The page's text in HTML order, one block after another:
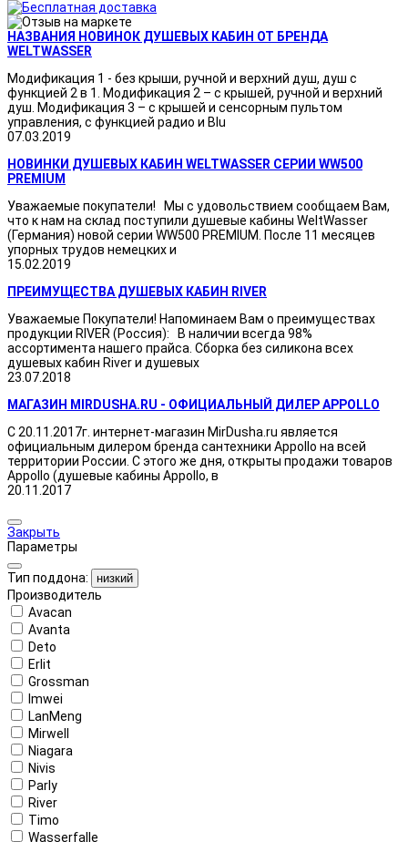
НАЗВАНИЯ НОВИНОК ДУШЕВЫХ КАБИН ОТ БРЕНДА
WELTWASSER
Модификация 1 - без крыши, ручной и верхний душ, душ с
функцией 2 в 1. Модификация 2 – с крышей, ручной и верхний
душ. Модификация 3 – с крышей и сенсорным пультом
управления, с функцией радио и Blu
07.03.2019
НОВИНКИ ДУШЕВЫХ КАБИН WELTWASSER СЕРИИ WW500
PREMIUM
Уважаемые покупатели! Мы с удовольствием сообщаем Вам,
что к нам на склад поступили душевые кабины WeltWasser
(Германия) новой серии WW500 PREMIUM. После 11 месяцев
упорных трудов немецких и
15.02.2019
ПРЕИМУЩЕСТВА ДУШЕВЫХ КАБИН RIVER
Уважаемые Покупатели! Напоминаем Вам о преимуществах
продукции RIVER (Россия): В наличии всегда 98%
ассортимента нашего прайса. Сборка без силикона всех
душевых кабин River и душевых
23.07.2018
МАГАЗИН MIRDUSHA.RU - ОФИЦИАЛЬНЫЙ ДИЛЕР APPOLLO
С 20.11.2017г. интернет-магазин MirDusha.ru является
официальным дилером бренда сантехники Appollo на всей
территории России. С этого же дня, открыты продажи товаров
Appollo (душевые кабины Appollo, в
20.11.2017
Закрыть
Параметры
Тип поддона: низкий
Производитель
Avacan
Avanta
Deto
Erlit
Grossman
Imwei
LanMeng
Mirwell
Niagara
Nivis
Parly
River
Timo
Wasserfalle